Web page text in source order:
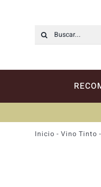
Buscar:
Inicio - Vino Tinto -